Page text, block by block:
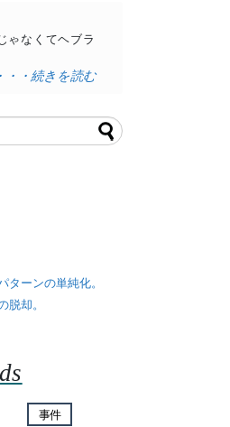
ゃなくてヘブラ
・・・続きを読む
ーンの単純化。
脱却。
事件